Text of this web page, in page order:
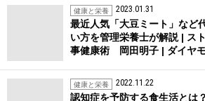
健康と栄養 2023.01.31
最近人気「大豆ミート」など
い方を管理栄養士が解説 | ス
事健康術 岡田明子 | ダイヤ
健康と栄養 2022.11.22
認知症を予防する食生活とは